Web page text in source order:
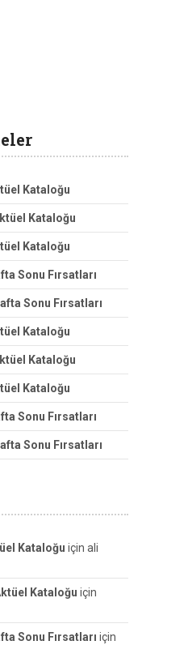
Kataloğu
Kataloğu
Kataloğu
Sonu Fırsatları
Sonu Fırsatları
Kataloğu
Kataloğu
Kataloğu
Sonu Fırsatları
Sonu Fırsatları
Kataloğu için ali
Kataloğu için
Sonu Fırsatları için